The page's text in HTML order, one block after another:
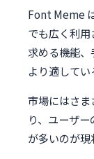
Font Meme
でも広く利用
求める機能
より適してい
市場にはさ
り、ユーザ
が多いのが現